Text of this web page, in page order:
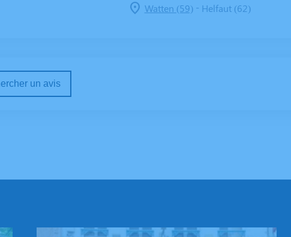
Watten (59)- Helfaut (62)
un avis